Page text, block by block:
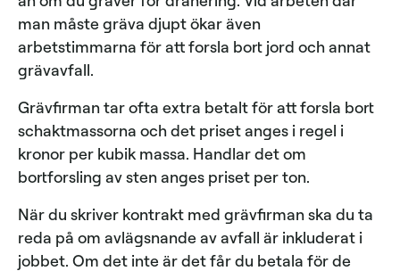
man måste gräva djupt ökar även
arbetstimmarna för att forsla bort jord och annat
grävavfall.
Grävfirman tar ofta extra betalt för att forsla bort
schaktmassorna och det priset anges i regel i
kronor per kubik massa. Handlar det om
bortforsling av sten anges priset per ton.
När du skriver kontrakt med grävfirman ska du ta
reda på om avlägsnande av avfall är inkluderat i
jobbet. Om det inte är det får du betala för de